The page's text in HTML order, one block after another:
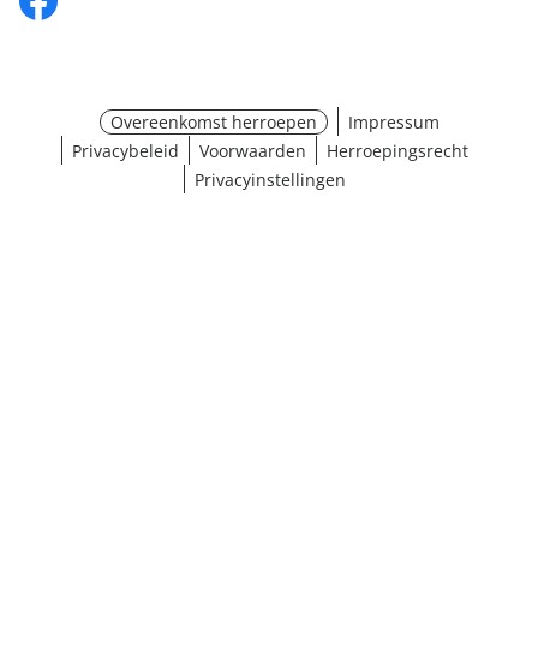
Overeenkomst herroepen
Impressum
Privacybeleid
Voorwaarden
Herroepingsrecht
Privacyinstellingen